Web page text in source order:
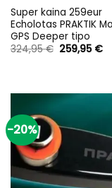
Super kaina 259eur
Echolotas PRAKTIK
GPS Deeper tipo
324,95€ Original
price
259,95 €
-20%